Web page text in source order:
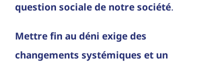
question sociale de notre société.
Mettre fin au déni exige des
changements systémiques et un